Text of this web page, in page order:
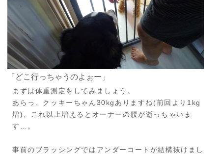
「どこ行っちゃうのよぉー」
まずは体重測定をしてみましょう。
あらっ、クッキーちゃん30kgありますね(前回より1kg
増)、これ以上増えるとオーナーの腰が逝っちゃいま
す…。
事前のブラッシングではアンダーコートが結構抜けまし